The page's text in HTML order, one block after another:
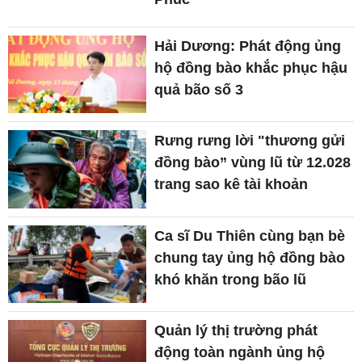
Hải Dương: Phát động ủng
hộ đồng bào khắc phục hậu
quả bão số 3
Rưng rưng lời "thương gửi
đồng bào” vùng lũ từ 12.028
trang sao kê tài khoản
Ca sĩ Du Thiên cùng bạn bè
chung tay ủng hộ đồng bào
khó khăn trong bão lũ
Quản lý thị trường phát
động toàn ngành ủng hộ